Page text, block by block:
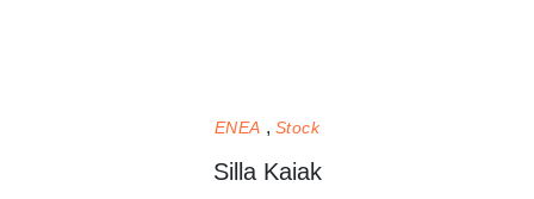
ENEA Stock
Silla Kaiak